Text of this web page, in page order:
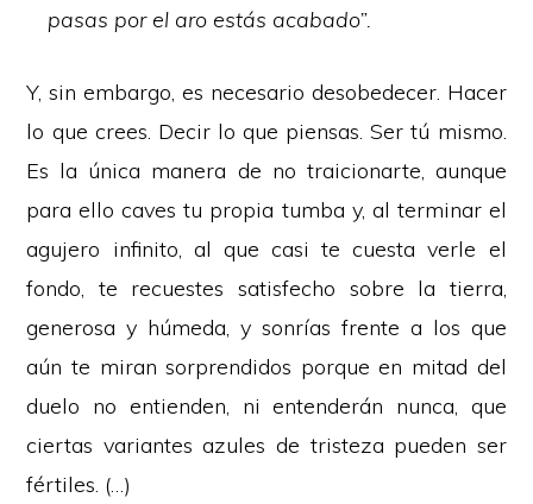
pasas por el aro estás acabado”.
Y, sin embargo, es necesario desobedecer. Hacer
lo que crees. Decir lo que piensas. Ser tú mismo.
Es la única manera de no traicionarte, aunque
para ello caves tu propia tumba y, al terminar el
agujero infinito, al que casi te cuesta verle el
fondo, te recuestes satisfecho sobre la tierra,
generosa y húmeda, y sonrías frente a los que
aún te miran sorprendidos porque en mitad del
duelo no entienden, ni entenderán nunca, que
ciertas variantes azules de tristeza pueden ser
fértiles. (…)